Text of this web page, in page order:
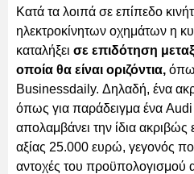
Κατά τα λοιπά σε επίπεδο
ηλεκτροκίνητων οχημάτων η
καταλήξει σε επιδότηση
οποία θα είναι οριζόντια,
Businessdaily. Δηλαδή, ένα
όπως για παράδειγμα ένα
απολαμβάνει την ίδια
αξίας 25.000 ευρώ, γεγονός
αντοχές του προϋπολογισμού